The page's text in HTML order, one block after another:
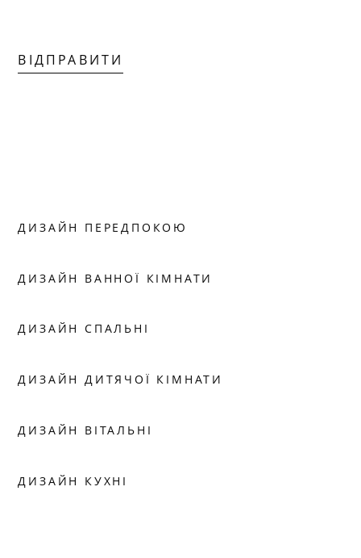
ДИЗАЙН ПЕРЕДПОКОЮ
ДИЗАЙН ВАННОЇ КІМНАТИ
ДИЗАЙН СПАЛЬНІ
ДИЗАЙН ДИТЯЧОЇ КІМНАТИ
ДИЗАЙН ВІТАЛЬНІ
ДИЗАЙН КУХНІ
ВІДПРАВИТИ